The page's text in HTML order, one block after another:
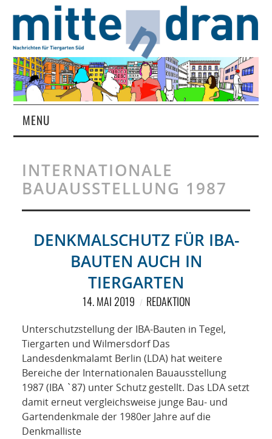
MENU
MAGAZIN
ÜBER UNS
RUBRIKEN
SPONSORING
KONTAKT
INTERNATIONALE
BAUAUSSTELLUNG 1987
DENKMALSCHUTZ FÜR IBA-
BAUTEN AUCH IN
TIERGARTEN
14. MAI 2019 REDAKTION
Unterschutzstellung der IBA-Bauten in Tegel,
Tiergarten und Wilmersdorf Das
Landesdenkmalamt Berlin (LDA) hat weitere
Bereiche der Internationalen Bauausstellung
1987 (IBA `87) unter Schutz gestellt. Das LDA setzt
damit erneut vergleichsweise junge Bau- und
Gartendenkmale der 1980er Jahre auf die
Denkmalliste